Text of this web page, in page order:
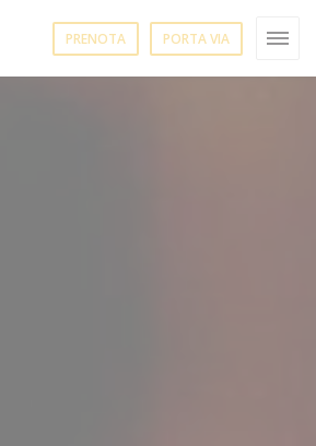
PRENOTA PORTA VIA